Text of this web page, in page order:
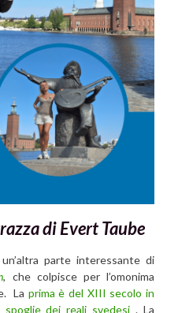
di Evert Taube
parte interessante di
, che colpisce per l’omonima
La prima è del XIII secolo in
dei reali svedesi . La